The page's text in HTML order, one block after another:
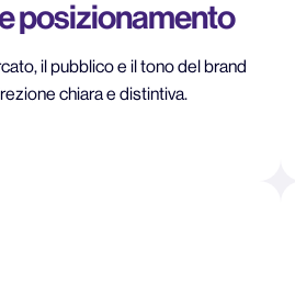
posizionamento
il pubblico e il tono del brand
chiara e distintiva.